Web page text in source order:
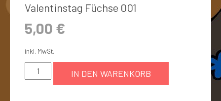
Valentinstag Füchse 001
5,00 €
inkl. MwSt.
IN DEN WARENKORB